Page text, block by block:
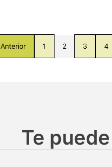
Anterior 1 2 3 4
Te